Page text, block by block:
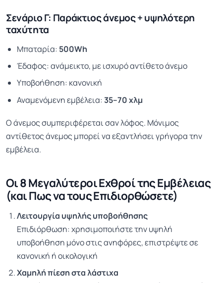
Σενάριο Γ: Παράκτιος άνεμος + υψηλότερη
ταχύτητα
Μπαταρία: 500Wh
Έδαφος: ανάμεικτο, με ισχυρό αντίθετο άνεμο
Υποβοήθηση: κανονική
Αναμενόμενη εμβέλεια:35–70 χλμ
Ο άνεμος συμπεριφέρεται σαν λόφος. Μόνιμος
αντίθετος άνεμος μπορεί να εξαντλήσει γρήγορα την
εμβέλεια.
Οι 8 Μεγαλύτεροι Εχθροί της Εμβέλειας
(και Πως να τους Επιδιορθώσετε)
Λειτουργία υψηλής υποβοήθησης
Επιδιόρθωση: χρησιμοποιήστε την υψηλή
υποβοήθηση μόνο στις ανηφόρες, επιστρέψτε σε
κανονική ή οικολογική
Χαμηλή πίεση στα λάστιχα